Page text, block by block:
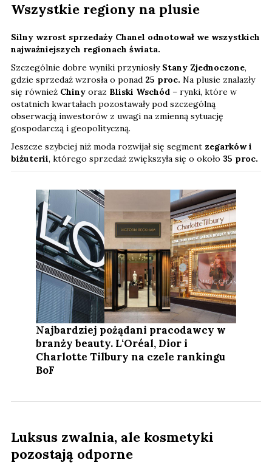
Wszystkie regiony na plusie
Silny wzrost sprzedaży Chanel odnotował we wszystkich
najważniejszych regionach świata.
Szczególnie dobre wyniki przyniosły Stany Zjednoczone,
gdzie sprzedaż wzrosła o ponad 25 proc. Na plusie znalazły
się również Chiny oraz Bliski Wschód – rynki, które w
ostatnich kwartałach pozostawały pod szczególną
obserwacją inwestorów z uwagi na zmienną sytuację
gospodarczą i geopolityczną.
Jeszcze szybciej niż moda rozwijał się segment zegarków i
biżuterii, którego sprzedaż zwiększyła się o około 35 proc.
Najbardziej pożądani pracodawcy w
branży beauty. L‘Oréal, Dior i
Charlotte Tilbury na czele rankingu
BoF
Luksus zwalnia, ale kosmetyki
pozostają odporne